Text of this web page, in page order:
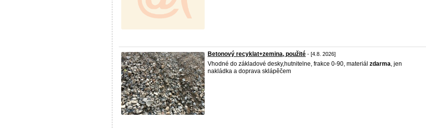
Betonový recyklat+zemina, použité - [4.8. 2026]
Vhodné do základové desky,hutnitelne, frakce 0-90, materiál zdarma, jen
nakládka a doprava sklápěčem